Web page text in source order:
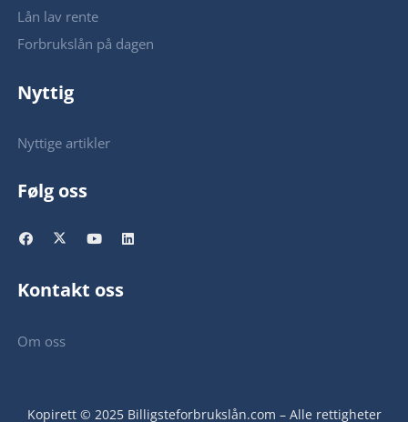
Lån lav rente
Forbrukslån på dagen
Nyttig
Nyttige artikler
Følg oss
Kontakt oss
Om oss
Kopirett © 2025 Billigsteforbrukslån.com – Alle rettigheter